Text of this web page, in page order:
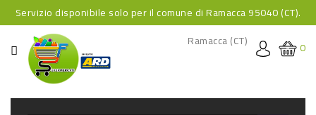
Servizio disponibile solo per il comune di Ramacca 95040 (CT).
CATEGORIA
HOME
BEVANDE
0
Ramacca (CT)